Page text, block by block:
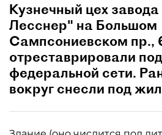
Кузнечный цех
Лесснер" на Большом
Сампсониевском пр.,
отреставрировали
федеральной сети.
вокруг снесли под